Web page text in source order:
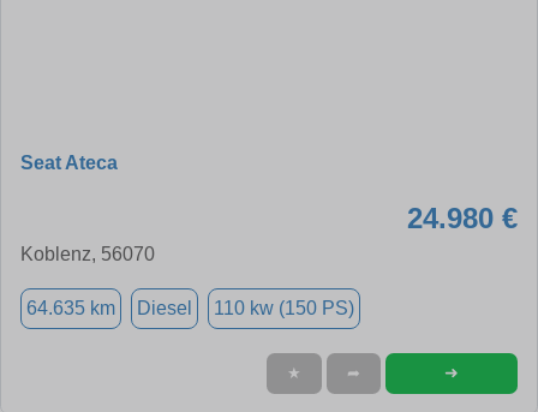
Seat Ateca
24.980 €
Koblenz, 56070
64.635 km Diesel 110 kw (150 PS)
★ ➦ ➜